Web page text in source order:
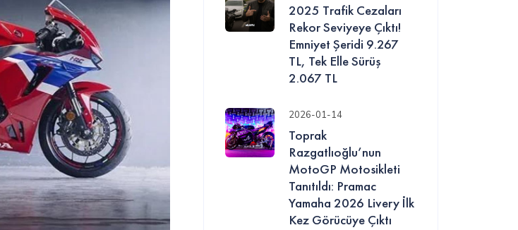
2025 Trafik Cezaları
Rekor Seviyeye Çıktı!
Emniyet Şeridi 9.267
TL, Tek Elle Sürüş
2.067 TL
2026-01-14
Toprak
Razgatlıoğlu’nun
MotoGP Motosikleti
Tanıtıldı: Pramac
Yamaha 2026 Livery İlk
Kez Görücüye Çıktı